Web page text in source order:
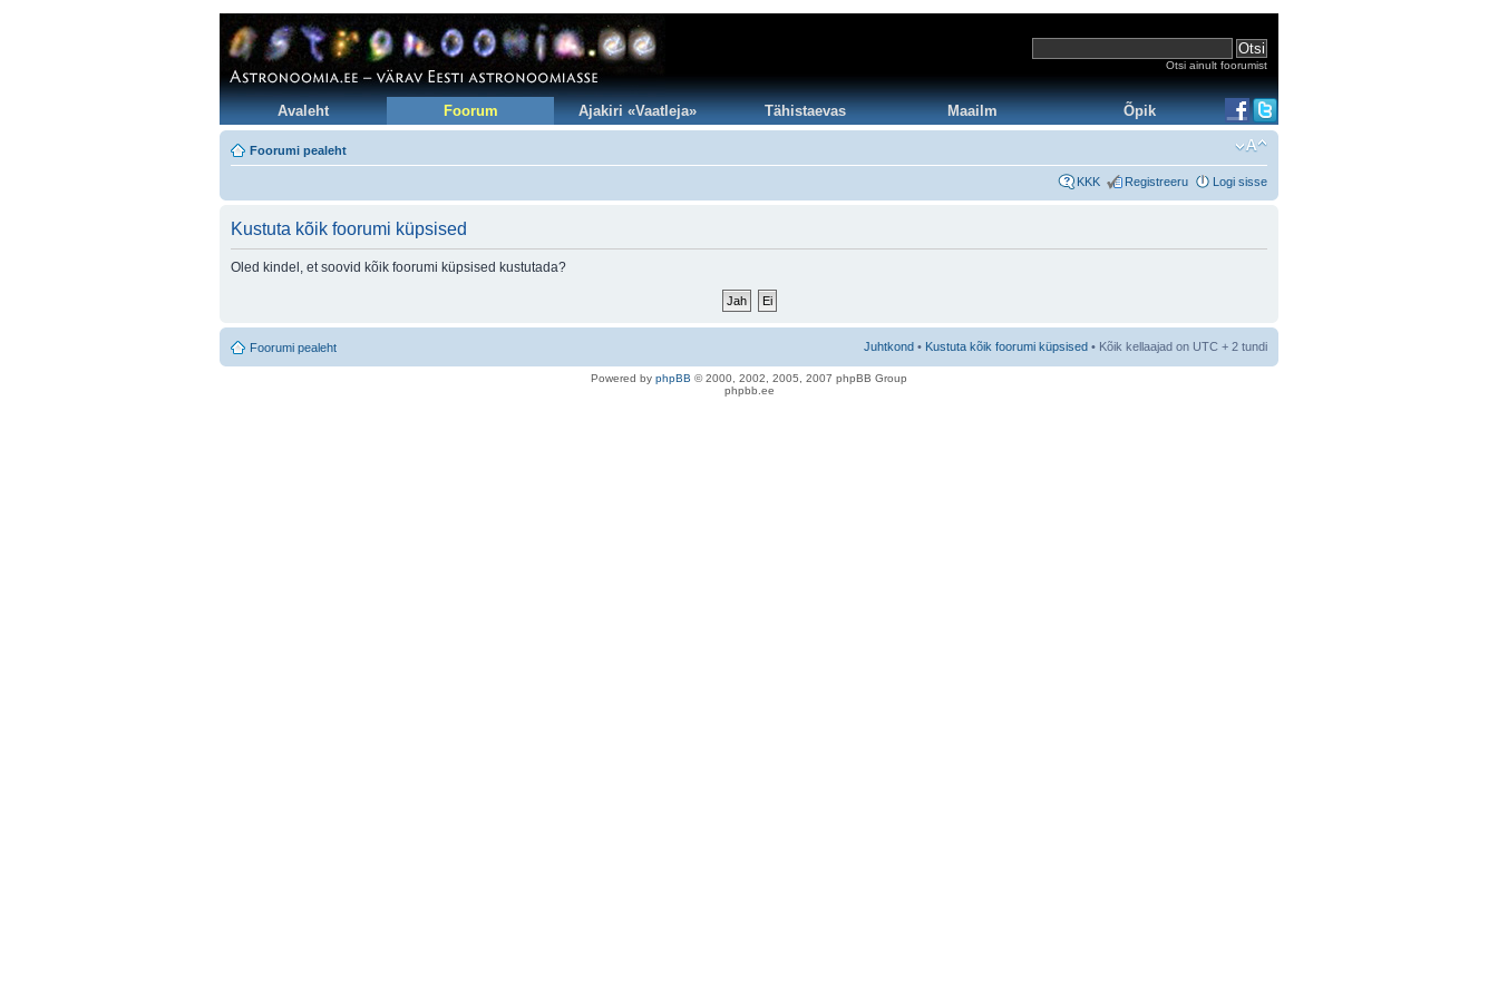
Otsi ainult foorumist
Avaleht Foorum Ajakiri «Vaatleja» Tähistaevas Maailm Õpik
Foorumi pealeht
KKK Registreeru Logi sisse
Kustuta kõik foorumi küpsised
Oled kindel, et soovid kõik foorumi küpsised kustutada?
Foorumi pealeht Juhtkond • Kustuta kõik foorumi küpsised • Kõik kellaajad on UTC + 2 tundi
Powered by phpBB © 2000, 2002, 2005, 2007 phpBB Group
phpbb.ee